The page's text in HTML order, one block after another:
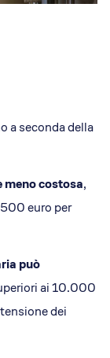
a seconda della
meno costosa,
euro per
può
ai 10.000
dei